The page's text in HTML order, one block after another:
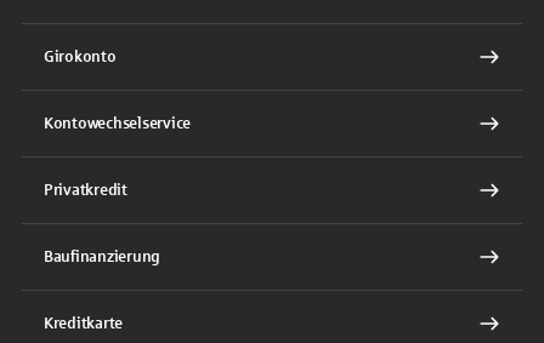
Girokonto
Kontowechselservice
Privatkredit
Baufinanzierung
Kreditkarte